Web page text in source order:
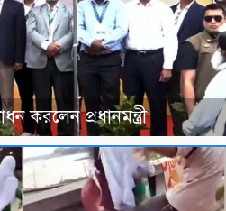
করলেন প্রধানমন্ত্রী